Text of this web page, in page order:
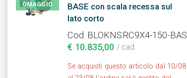
OMAGGIO
BASE con scala recessa sul
lato corto
Cod. BLOKNSRC9X4-150-BAS
€ 10.835,00 / cad.
Se acquisti questo articolo dal 10/08